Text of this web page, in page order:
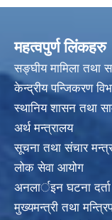
महत्वपुर्ण लिंकहरु
सङ्घीय मामिला तथा
केन्द्रीय पन्जिकरण
स्थानिय शासन तथा
अर्थ मन्त्रालय
सूचना तथा संचार
लोक सेवा आयोग
अनलार्इन घटना दर्ता
मुख्यमन्त्री तथा